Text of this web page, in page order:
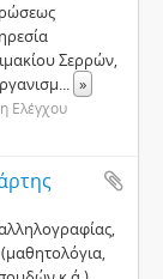
Σερρών,
... »
Ελέγχου